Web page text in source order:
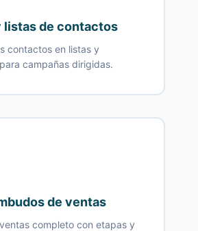
listas de contactos
contactos en listas y
campañas dirigidas.
de ventas
completo con etapas y